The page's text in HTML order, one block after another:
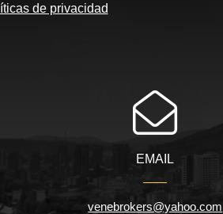
de privacidad
EMAIL
venebrokers@yahoo.com